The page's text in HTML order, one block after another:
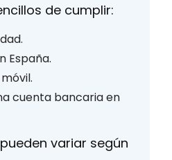
de cumplir:
España.
cuenta bancaria en
variar según